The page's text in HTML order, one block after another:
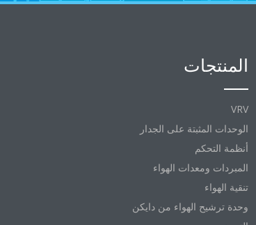
المنتجات
VRV
الوحدات المثبتة على الجدار
أنظمة التحكم
المبردات ومعدات الهواء
تنقية الهواء
وحدة ترشيح الهواء من دايكن